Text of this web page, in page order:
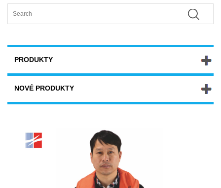
PRODUKTY
NOVÉ PRODUKTY